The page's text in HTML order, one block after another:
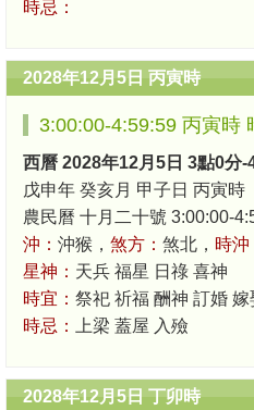
時忌：
2028年12月5日 丙寅時
3:00:00-4:59:59 丙寅時
西曆 2028年12月5日 3點0分-
戊申年 癸亥月 甲子日 丙寅時
農民曆 十月二十號 3:00:00-
沖： 沖猴， 煞方： 煞北， 時沖
星神： 天兵 福星 日祿 喜神
時宜： 祭祀 祈福 酬神 訂婚
時忌：
上梁 蓋屋 入殮
2028年12月5日 丁卯時